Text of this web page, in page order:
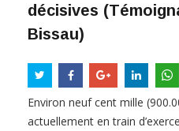
décisives
Bissau)
Environ neuf cent mille
actuellement en train